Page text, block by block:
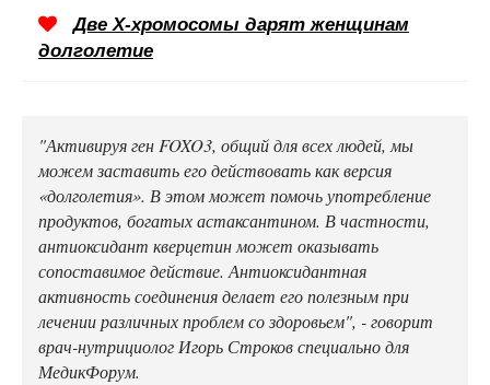
Две Х-хромосомы дарят женщинам
долголетие
"Активируя ген FOXO3, общий для всех людей, мы
можем заставить его действовать как версия
«долголетия». В этом может помочь употребление
продуктов, богатых астаксантином. В частности,
антиоксидант кверцетин может оказывать
сопоставимое действие. Антиоксидантная
активность соединения делает его полезным при
лечении различных проблем со здоровьем", - говорит
врач-нутрициолог Игорь Строков специально для
МедикФорум.